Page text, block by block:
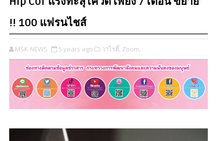
!! 100 แฟรนไชส์
MSK-NEWS 5 years ago วาไรตี้, Zoom,